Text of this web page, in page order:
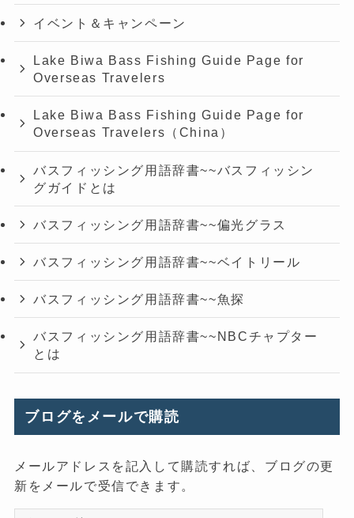
イベント＆キャンペーン
Lake Biwa Bass Fishing Guide Page for
Overseas Travelers
Lake Biwa Bass Fishing Guide Page for
Overseas Travelers（China）
バスフィッシング用語辞書~~バスフィッシン
グガイドとは
バスフィッシング用語辞書~~偏光グラス
バスフィッシング用語辞書~~ベイトリール
バスフィッシング用語辞書~~魚探
バスフィッシング用語辞書~~NBCチャプター
とは
ブログをメールで購読
メールアドレスを記入して購読すれば、ブログの更
新をメールで受信できます。